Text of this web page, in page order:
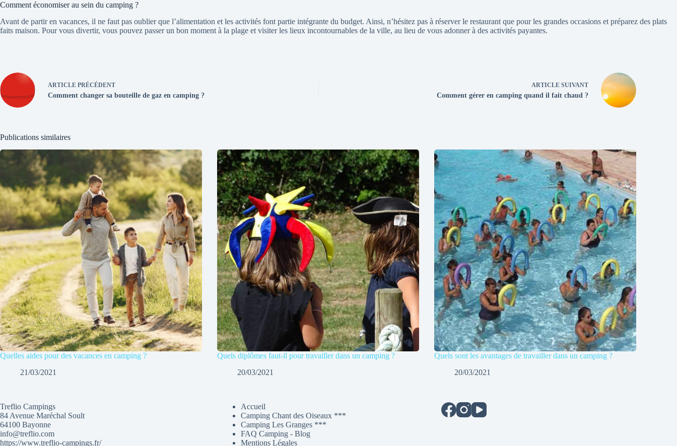
Comment économiser au sein du camping ?
Avant de partir en vacances, il ne faut pas oublier que l’alimentation et les activités font partie intégrante du budget. Ainsi, n’hésitez pas à réserver le restaurant que pour les grandes occasions et préparez des plats
faits maison. Pour vous divertir, vous pouvez passer un bon moment à la plage et visiter les lieux incontournables de la ville, au lieu de vous adonner à des activités payantes.
ARTICLE PRÉCÉDENT
Comment changer sa bouteille de gaz en camping ?
ARTICLE SUIVANT
Comment gérer en camping quand il fait chaud ?
Publications similaires
Quelles aides pour des vacances en camping ?
21/03/2021
Quels diplômes faut-il pour travailler dans un camping ?
20/03/2021
Quels sont les avantages de travailler dans un camping ?
20/03/2021
Treflio Campings
84 Avenue Maréchal Soult
64100 Bayonne
info@treflio.com
https://www.treflio-campings.fr/
Accueil
Camping Chant des Oiseaux ***
Camping Les Granges ***
FAQ Camping - Blog
Mentions Légales